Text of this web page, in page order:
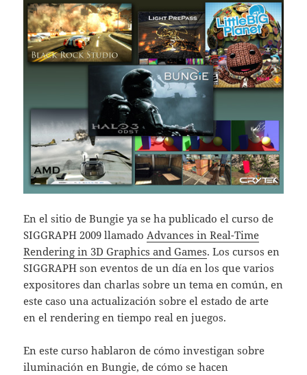
En el sitio de Bungie ya se ha publicado el curso de
SIGGRAPH 2009 llamadoAdvances in Real-Time
Rendering in 3D Graphics and Games. Los cursos en
SIGGRAPH son eventos de un día en los que varios
expositores dan charlas sobre un tema en común, en
este caso una actualización sobre el estado de arte
en el rendering en tiempo real en juegos.
En este curso hablaron de cómo investigan sobre
iluminación en Bungie, de cómo se hacen